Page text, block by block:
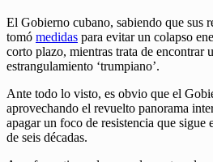
El Gobierno cubano, sabiendo que sus
tomó medidas para evitar un colapso
corto plazo, mientras trata de encontrar
estrangulamiento ‘trumpiano’.
Ante todo lo visto, es obvio que el
aprovechando el revuelto panorama
apagar un foco de resistencia que sigue
de seis décadas.